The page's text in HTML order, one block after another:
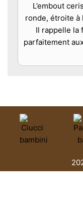
L’embout
ronde, étroite à
Il rappelle la
parfaitement